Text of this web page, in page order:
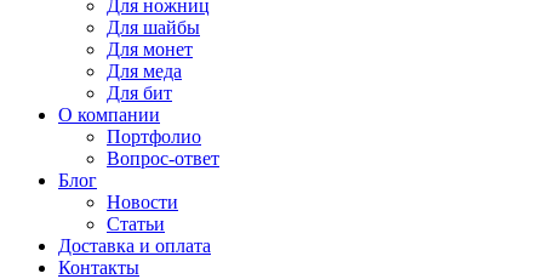
Для ножниц
Для шайбы
Для монет
Для меда
Для бит
О компании
Портфолио
Вопрос-ответ
Блог
Новости
Статьи
Доставка и оплата
Контакты